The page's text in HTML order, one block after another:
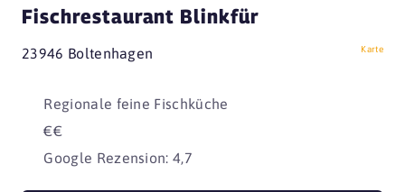
Fischrestaurant Blinkfür
23946 Boltenhagen Karte
Regionale feine Fischküche
€€
Google Rezension: 4,7